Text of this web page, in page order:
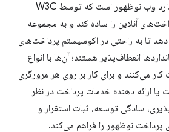
پرداخت‌های وب یک استاندارد وب نوظهور است که توسط W3C
آنلاین را ساده کند و به مجموعه
دهد تا به راحتی در اکوسیستم پرداخت‌های
انعطاف‌پذیر هستند؛ آن‌ها با انواع
می‌کنند و برای کار بر روی هر مرورگری
ارائه دهنده خدمات پرداخت در نظر
سادگی توسعه، ثبات استقرار و
پرداخت نوظهور را فراهم می‌کند.